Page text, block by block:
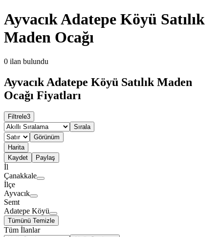
Ayvacık Adatepe Köyü Satılık
Maden Ocağı
0 ilan bulundu
Ayvacık Adatepe Köyü Satılık Maden
Ocağı Fiyatları
Filtrele3
Sırala
Görünüm
Harita
Kaydet
Paylaş
İl
Çanakkale
İlçe
Ayvacık
Semt
Adatepe Köyü
Tümünü Temizle
Tüm İlanlar